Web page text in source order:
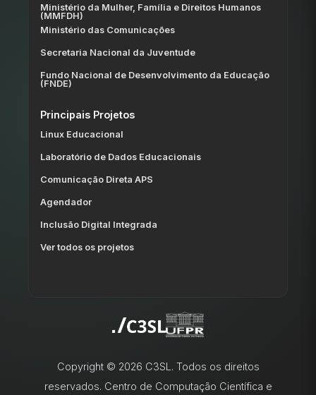
Ministério da Mulher, Família e Direitos Humanos
(MMFDH)
Ministério das Comunicações
Secretaria Nacional da Juventude
Fundo Nacional de Desenvolvimento da Educação
(FNDE)
Principais Projetos
Linux Educacional
Laboratório de Dados Educacionais
Comunicação Direta APS
Agendador
Inclusão Digital Integrada
Ver todos os projetos
Copyright © 2026 C3SL. Todos os direitos
reservados. Centro de Computação Científica e